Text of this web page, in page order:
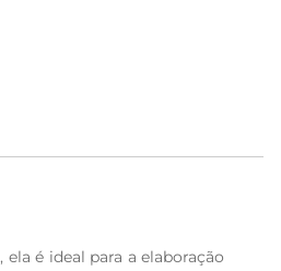
é ideal para a elaboração